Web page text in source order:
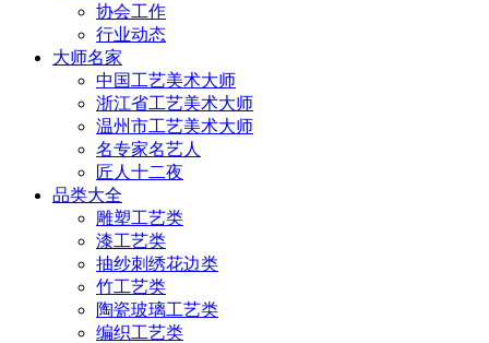
协会工作
行业动态
大师名家
中国工艺美术大师
浙江省工艺美术大师
温州市工艺美术大师
名专家名艺人
匠人十二夜
品类大全
雕塑工艺类
漆工艺类
抽纱刺绣花边类
竹工艺类
陶瓷玻璃工艺类
编织工艺类